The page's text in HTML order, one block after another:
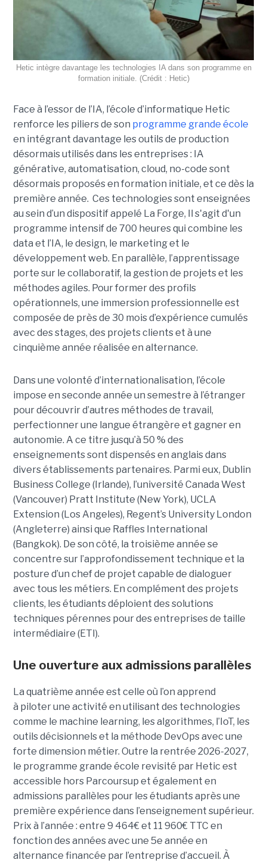
Hetic intègre davantage les technologies IA dans son programme en
formation initiale. (Crédit : Hetic)
Face à l’essor de l’IA, l’école d’informatique Hetic
renforce les piliers de son programme grande école
en intégrant davantage les outils de production
désormais utilisés dans les entreprises : IA
générative, automatisation, cloud, no-code sont
désormais proposés en formation initiale, et ce dès la
première année. Ces technologies sont enseignées
au sein d’un dispositif appelé La Forge, Il s'agit d'un
programme intensif de 700 heures qui combine les
data et l’IA, le design, le marketing et le
développement web. En parallèle, l’apprentissage
porte sur le collaboratif, la gestion de projets et les
méthodes agiles. Pour former des profils
opérationnels, une immersion professionnelle est
composée de près de 30 mois d’expérience cumulés
avec des stages, des projets clients et à une
cinquième année réalisée en alternance.
Dans une volonté d’internationalisation, l’école
impose en seconde année un semestre à l’étranger
pour découvrir d’autres méthodes de travail,
perfectionner une langue étrangère et gagner en
autonomie. A ce titre jusqu’à 50 % des
enseignements sont dispensés en anglais dans
divers établissements partenaires. Parmi eux, Dublin
Business College (Irlande), l’université Canada West
(Vancouver) Pratt Institute (New York), UCLA
Extension (Los Angeles), Regent’s University London
(Angleterre) ainsi que Raffles International
(Bangkok). De son côté, la troisième année se
concentre sur l’approfondissement technique et la
posture d’un chef de projet capable de dialoguer
avec tous les métiers. En complément des projets
clients, les étudiants déploient des solutions
techniques pérennes pour des entreprises de taille
intermédiaire (ETI).
Une ouverture aux admissions parallèles
La quatrième année est celle où l’on apprend
à piloter une activité en utilisant des technologies
comme le machine learning, les algorithmes, l’IoT, les
outils décisionnels et la méthode DevOps avec une
forte dimension métier. Outre la rentrée 2026-2027,
le programme grande école revisité par Hetic est
accessible hors Parcoursup et également en
admissions parallèles pour les étudiants après une
première expérience dans l’enseignement supérieur.
Prix à l’année : entre 9 464€ et 11 960€ TTC en
fonction des années avec une 5e année en
alternance financée par l’entreprise d’accueil. À